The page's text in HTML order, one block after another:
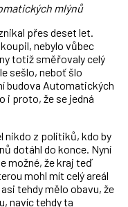
mlýnů
přes deset let.
nebylo vůbec
totiž směřovaly celý
sešlo, neboť šlo
budova Automatických
i proto, že se jedná
nikdo z politiků, kdo by
dotáhl do konce. Nyní
možné, že kraj teď
mohl mít celý areál
tehdy mělo obavu, že
navíc tehdy ta